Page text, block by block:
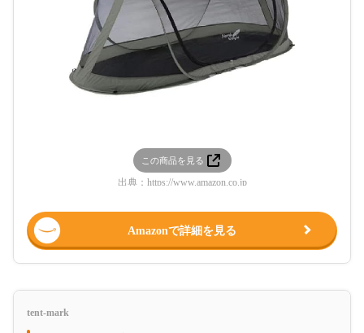
この商品を見る
出典： https://www.amazon.co.jp
Amazonで詳細を見る
tent-mark